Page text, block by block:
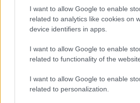
I want to allow Google to enable
related to analytics like cookies on
device identifiers in apps.
I want to allow Google to enable
related to functionality of the
I want to allow Google to enable
related to personalization.
ELŐREHALADOTT
TÁRGYALÁSOKAT
UNITED